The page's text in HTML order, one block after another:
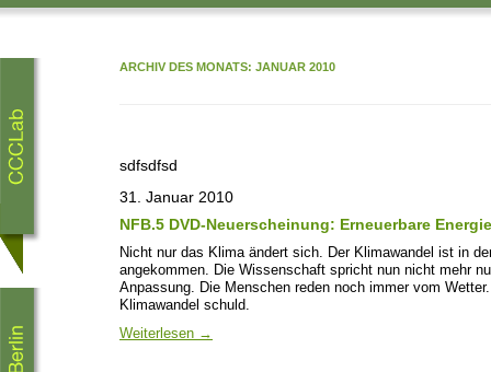
ARCHIV DES MONATS: JANUAR 2010
sdfsdfsd
31. Januar 2010
NFB.5 DVD-Neuerscheinung: Erneuerbare
Nicht nur das Klima ändert sich. Der Klimawandel ist in
angekommen. Die Wissenschaft spricht nun nicht mehr
Anpassung. Die Menschen reden noch immer vom
Klimawandel schuld.
Weiterlesen →